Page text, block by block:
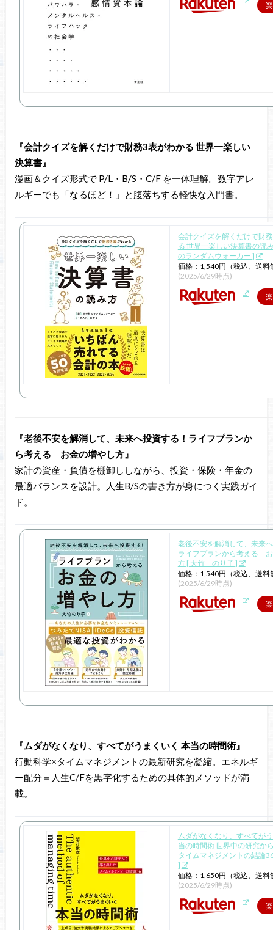
『会計クイズを解くだけで財務3表がわかる 世界一楽しい
決算書』
漫画＆クイズ形式で P/L・B/S・C/F を一体理解。数字アレ
ルギーでも「なるほど！」と腹落ちする軽快な入門書。
会計クイズを解くだけで財
る 世界一楽しい決算書の読
のランダムウォーカー ]
価格：1,540円（税込、送料
(2025/6/29時点)
『老後不安を解消して、未来へ投資する！ライフプランか
ら考える お金の増やし方』
家計の資産・負債を棚卸ししながら、投資・保険・年金の
最適バランスを設計。人生B/Sの書き方が身につく実践ガイ
ド。
老後不安を解消して、未来
ライフプランから考える
方 [ 大竹 のり子 ]
価格：1,540円（税込、送料
(2025/6/29時点)
『ムダがなくなり、すべてがうまくいく 本当の時間術』
行動科学×タイムマネジメントの最新研究を凝縮。エネルギ
ー配分＝人生C/Fを黒字化するための具体的メソッドが満
載。
ムダがなくなり、すべてが
当の時間術 世界中の研究か
タイムマネジメントの結論
]
価格：1,650円（税込、送料
(2025/6/29時点)